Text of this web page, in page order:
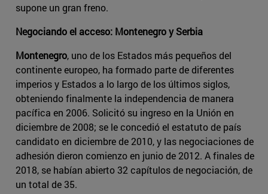
supone un gran freno.
Negociando el acceso: Montenegro y Serbia
Montenegro, uno de los Estados más pequeños del
continente europeo, ha formado parte de diferentes
imperios y Estados a lo largo de los últimos siglos,
obteniendo finalmente la independencia de manera
pacífica en 2006. Solicitó su ingreso en la Unión en
diciembre de 2008; se le concedió el estatuto de país
candidato en diciembre de 2010, y las negociaciones de
adhesión dieron comienzo en junio de 2012. A finales de
2018, se habían abierto 32 capítulos de negociación, de
un total de 35.